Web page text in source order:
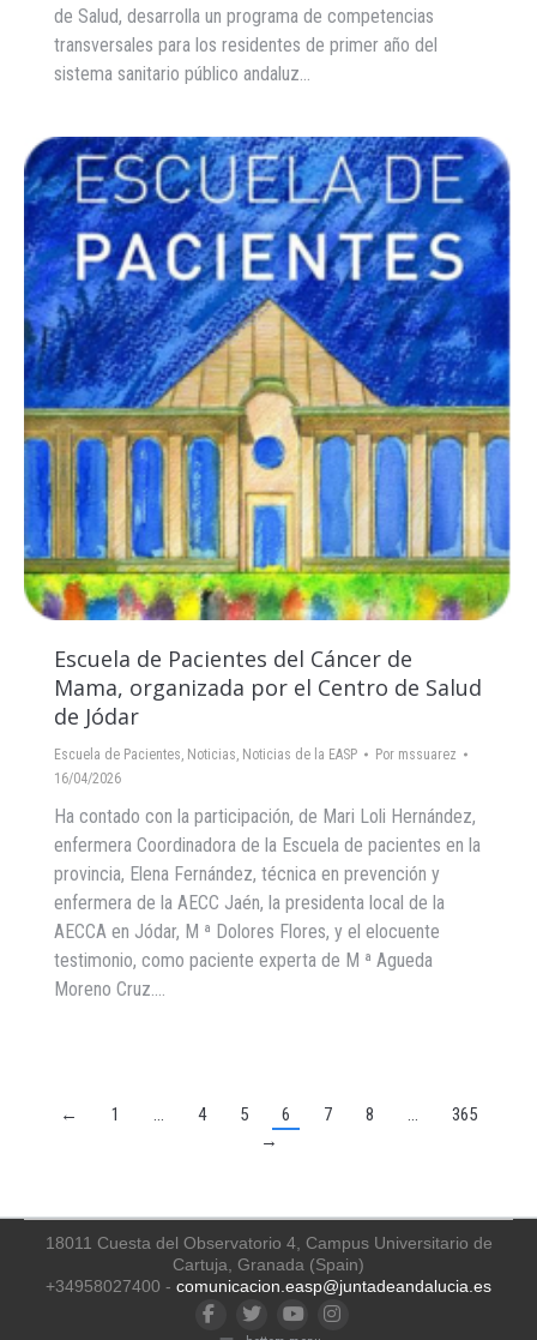
de Salud, desarrolla un programa de competencias
transversales para los residentes de primer año del
sistema sanitario público andaluz…
Escuela de Pacientes del Cáncer de
Mama, organizada por el Centro de Salud
de Jódar
Escuela de Pacientes, Noticias, Noticias de la EASP Por mssuarez
16/04/2026
Ha contado con la participación, de Mari Loli Hernández,
enfermera Coordinadora de la Escuela de pacientes en la
provincia, Elena Fernández, técnica en prevención y
enfermera de la AECC Jaén, la presidenta local de la
AECCA en Jódar, M ª Dolores Flores, y el elocuente
testimonio, como paciente experta de M ª Agueda
Moreno Cruz.…
← 1 … 4 5 6 7 8 …
365
→
18011 Cuesta del Observatorio 4, Campus Universitario de
Cartuja, Granada (Spain)
+34958027400 - comunicacion.easp@juntadeandalucia.es
FacebookTwitterYouTubeInstagram